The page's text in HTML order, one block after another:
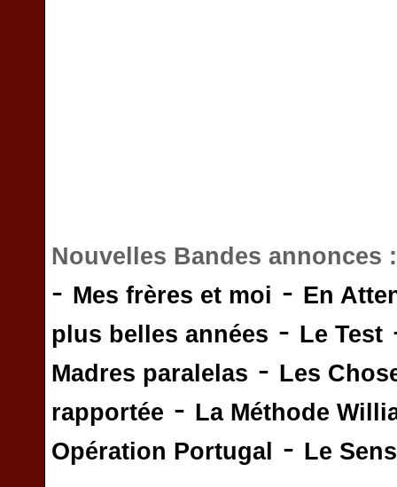
Nouvelles Bandes annonces
- Mes frères et moi - En
plus belles années - Le Test
Madres paralelas - Les
rapportée - La Méthode
Opération Portugal
- Le